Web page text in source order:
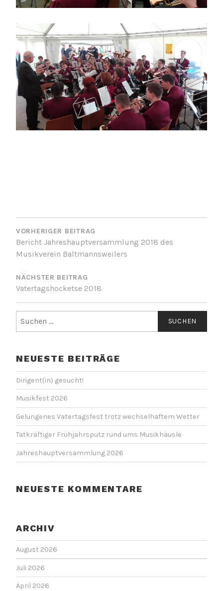
BEITRAGSNAVIGATION
VORHERIGER BEITRAG
Bericht Jahreshauptversammlung 2018 des
Musikverein Baltmannsweilers
NÄCHSTER BEITRAG
Vatertagshocketse 2018
nach:
NEUESTE BEITRÄGE
Dirigent(in) gesucht!
Musikfest 2026
Gelungenes Vatertagsfest trotz wechselhaftem Wetter
Tatkräftiger Frühjahrsputz rund ums Musikhäusle
Jahreshauptversammlung 2026
NEUESTE KOMMENTARE
ARCHIV
August 2026
Juli 2026
April 2026